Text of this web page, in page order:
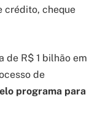
crédito, cheque
de R$ 1 bilhão em
de
programa para